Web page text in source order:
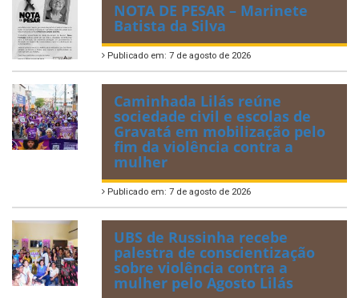
NOTA DE PESAR – Marinete
Batista da Silva
Publicado em: 7 de agosto de 2026
Caminhada Lilás reúne
sociedade civil e escolas de
Gravatá em mobilização pelo
fim da violência contra a
mulher
Publicado em: 7 de agosto de 2026
UBS de Russinha recebe
palestra de conscientização
sobre violência contra a
mulher pelo Agosto Lilás